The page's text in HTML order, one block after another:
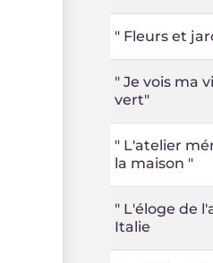
" Fleurs et
" Je vois ma
vert"
" L'atelier
la maison "
" L'éloge de
Italie